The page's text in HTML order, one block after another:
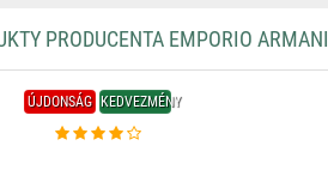
PRODUCENTA EMPORIO ARMANI
ÚJDONSÁG KEDVEZMÉNY